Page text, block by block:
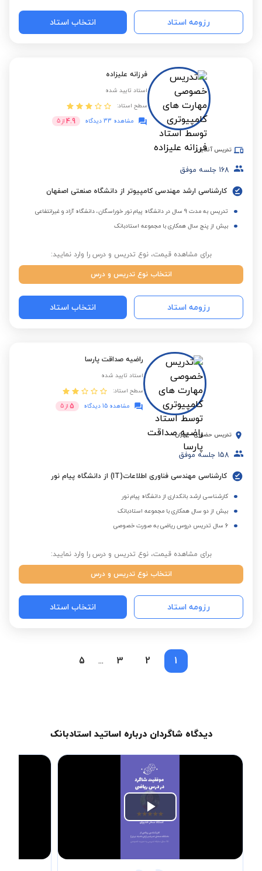
رزومه استاد انتخاب استاد
فرزانه علیزاده
استاد تایید شده
سطح استاد:
مشاهده 33 دیدگاه
4.9 از 5
تدریس آنلاین
168 جلسه موفق
کارشناسی ارشد مهندسی کامپیوتر از دانشگاه صنعتی اصفهان
تدریس به مدت 9 سال در دانشگاه پیام نور خوراسگان، دانشگاه آزاد و غیرانتفاعی
بیش از پنج سال همکاری با مجموعه استادبانک
برای مشاهده قیمت، نوع تدریس و درس را وارد نمایید:
انتخاب نوع تدریس و درس
رزومه استاد انتخاب استاد
راضیه صداقت پارسا
استاد تایید شده
سطح استاد:
مشاهده 15 دیدگاه
5 از 5
تدریس حضوری - تهران
158 جلسه موفق
کارشناسی مهندسی فناوری اطلاعات(IT) از دانشگاه پیام نور
کارشناسی ارشد بانکداری از دانشگاه پیام نور
بیش از دو سال همکاری با مجموعه استادبانک
6 سال تدریس دروس ریاضی به صورت خصوصی
برای مشاهده قیمت، نوع تدریس و درس را وارد نمایید:
انتخاب نوع تدریس و درس
رزومه استاد انتخاب استاد
1
2
3
...
5
دیدگاه شاگردان درباره اساتید استادبانک
Play
Video